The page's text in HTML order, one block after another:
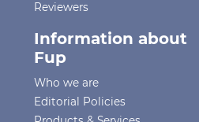
Reviewers
Information about
Fup
Who we are
Editorial Policies